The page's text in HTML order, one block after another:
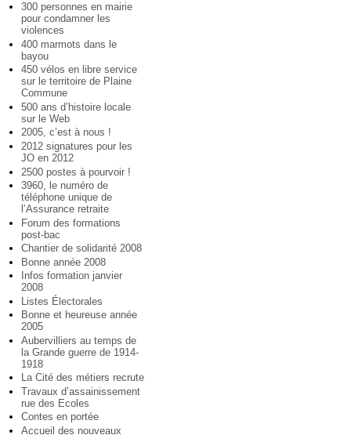
300 personnes en mairie
pour condamner les
violences
400 marmots dans le
bayou
450 vélos en libre service
sur le territoire de Plaine
Commune
500 ans d’histoire locale
sur le Web
2005, c’est à nous !
2012 signatures pour les
JO en 2012
2500 postes à pourvoir !
3960, le numéro de
téléphone unique de
l’Assurance retraite
Forum des formations
post-bac
Chantier de solidarité 2008
Bonne année 2008
Infos formation janvier
2008
Listes Électorales
Bonne et heureuse année
2005
Aubervilliers au temps de
la Grande guerre de 1914-
1918
La Cité des métiers recrute
Travaux d’assainissement
rue des Ecoles
Contes en portée
Accueil des nouveaux